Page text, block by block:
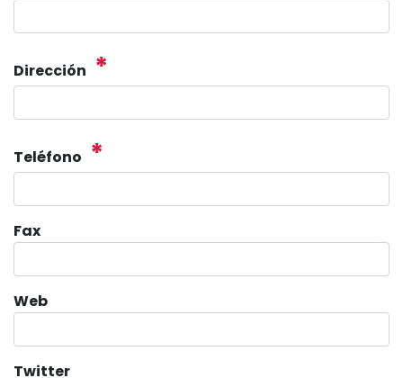
Dirección *
Teléfono *
Fax
Web
Twitter